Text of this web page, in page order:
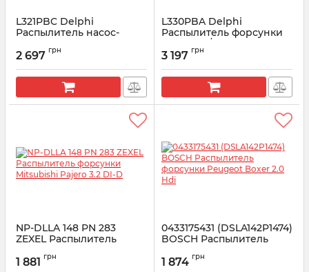
L321PBC Delphi
Распылитель насос-
EURO 5
Артикул: L321PBC
2 697 грн
L330PBA Delphi
Распылитель форсунки
(B05502A/320-06838) JCB
Артикул:
3 197 грн
NP-DLLA 148 PN 283
ZEXEL Распылитель
Pajero 3.2 DI-D
1 881 грн
0433175431 (DSLA142P1474)
BOSCH Распылитель
2.0 Hdi
1 874 грн